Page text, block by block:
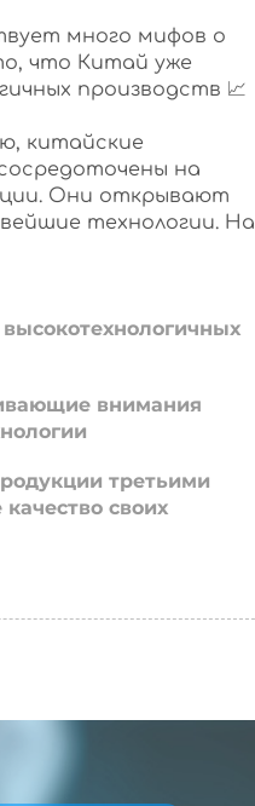
много мифов о
что Китай уже
производств 📈
китайские
на
Они открывают
технологии. На
внимания
третьими
своих